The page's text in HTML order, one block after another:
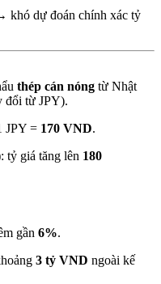
khó dự đoán chính xác tỷ
thép cán nóng từ Nhật
đổi từ JPY).
JPY = 170 VND.
tỷ giá tăng lên 180
gần 6%.
3 tỷ VND ngoài kế